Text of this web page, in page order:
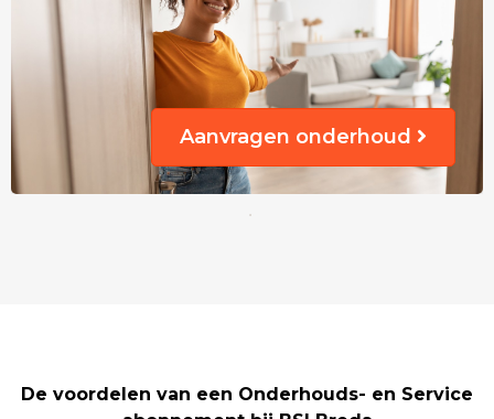
Aanvragen onderhoud
De voordelen van een Onderhouds- en Service